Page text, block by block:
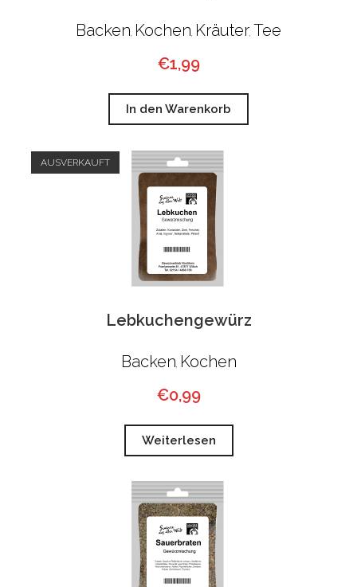
Backen, Kochen, Kräuter, Tee
€1,99
In den Warenkorb
AUSVERKAUFT
Lebkuchengewürz
Backen Kochen
€0,99
Weiterlesen